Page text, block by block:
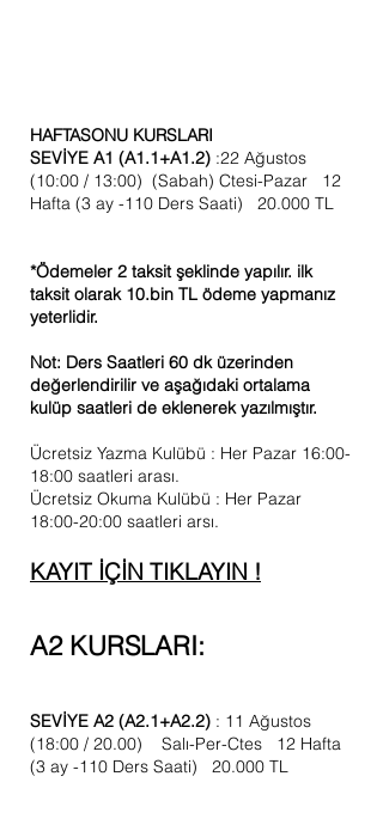
HAFTASONU KURSLARI
SEVİYE A1 (A1.1+A1.2) :22 Ağustos
(10:00 / 13:00) (Sabah) Ctesi-Pazar 12
Hafta (3 ay -110 Ders Saati) 20.000 TL
*Ödemeler 2 taksit şeklinde yapılır. ilk
taksit olarak 10.bin TL ödeme yapmanız
yeterlidir.
Not: Ders Saatleri 60 dk üzerinden
değerlendirilir ve aşağıdaki ortalama
kulüp saatleri de eklenerek yazılmıştır. ​​​
Ücretsiz Yazma Kulübü : Her Pazar 16:00-
18:00 saatleri arası.
Ücretsiz Okuma Kulübü : Her Pazar
18:00-20:00 saatleri arsı.
KAYIT İÇİN TIKLAYIN !
A2 KURSLARI:
SEVİYE A2 (A2.1+A2.2) : 11 Ağustos
(18:00 / 20.00) Salı-Per-Ctes 12 Hafta
(3 ay -110 Ders Saati) 20.000 TL